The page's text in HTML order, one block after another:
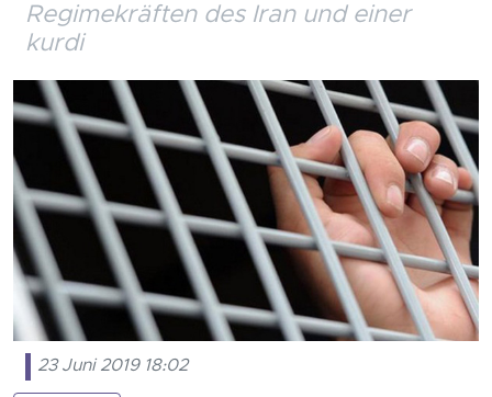
Regimekräften des Iran und einer
kurdi
23 Juni 2019 18:02